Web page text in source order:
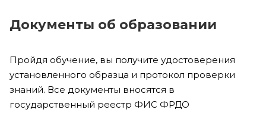
Документы об образовании
Пройдя обучение, вы получите удостоверения
установленного образца и протокол проверки
знаний. Все документы вносятся в
государственный реестр ФИС ФРДО